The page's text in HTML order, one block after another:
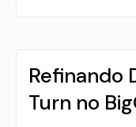
Refinando
Turn no